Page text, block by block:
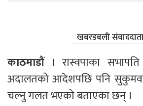
खबरडबली
काठमाडौं । रास्वपाका
अदालतको आदेशपछि पनि
चल्नु गलत भएको बताएका छन् ।